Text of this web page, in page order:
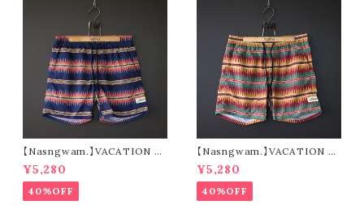
【Nasngwam.】VACATION S
HORTS (navy)
¥5,280
40%OFF
【Nasngwam.】VACATION S
HORTS (green)
¥5,280
40%OFF